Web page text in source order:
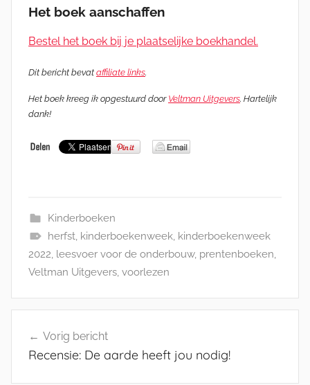
Het boek aanschaffen
Bestel het boek bij je plaatselijke boekhandel.
Dit bericht bevat affiliate links.
Het boek kreeg ik opgestuurd door Veltman Uitgevers. Hartelijk
dank!
Kinderboeken
herfst, kinderboekenweek, kinderboekenweek
2022, leesvoer voor de onderbouw, prentenboeken,
Veltman Uitgevers, voorlezen
navigatie
Vorig bericht
Recensie: De aarde heeft jou nodig!